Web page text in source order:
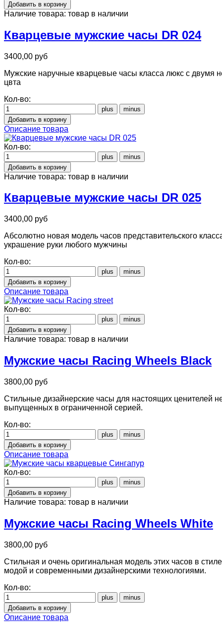
Наличие товара: товар в наличии
Кварцевые мужские часы DR 024
3400,00 руб
Мужские наручные кварцевые часы класса люкс с двумя
цвта
Кол-во:
Описание товара
Кол-во:
Наличие товара: товар в наличии
Кварцевые мужские часы DR 025
3400,00 руб
Абсолютно новая модель часов представительского
украшение руки любого мужчины
Кол-во:
Описание товара
Кол-во:
Наличие товара: товар в наличии
Мужские часы Racing Wheels Black
3800,00 руб
Стильные дизайнерские часы для настоящих ценителей
выпущенных в ограниченной серией.
Кол-во:
Описание товара
Кол-во:
Наличие товара: товар в наличии
Мужские часы Racing Wheels White
3800,00 руб
Стильная и очень оригинальная модель этих часов в
модой и современными дизайнерскими технологиями.
Кол-во:
Описание товара